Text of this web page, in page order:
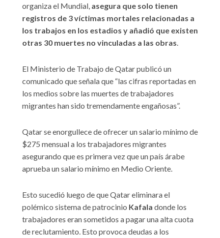
organiza el Mundial, asegura que solo tienen
registros de 3 víctimas mortales relacionadas a
los trabajos en los estadios y añadió que existen
otras 30 muertes no vinculadas a las obras
El Ministerio de Trabajo de Qatar publicó un
comunicado que señala que “las cifras reportadas en
los medios sobre las muertes de trabajadores
migrantes han sido tremendamente engañosas”.
Qatar se enorgullece de ofrecer un salario mínimo de
$275 mensual a los trabajadores migrantes
asegurando que es primera vez que un país árabe
aprueba un salario mínimo en Medio Oriente.
Esto sucedió luego de que Qatar eliminara el
polémico sistema de patrocinio Kafala donde los
trabajadores eran sometidos a pagar una alta cuota
de reclutamiento. Esto provoca deudas a los